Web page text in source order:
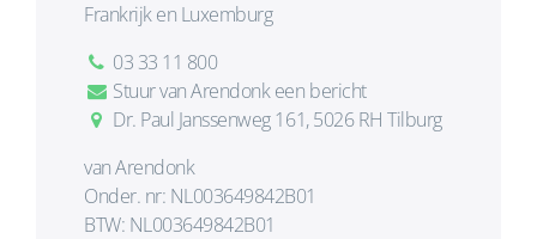
Frankrijk en Luxemburg
03 33 11 800
Stuur van Arendonk een bericht
Dr. Paul Janssenweg 161, 5026 RH Tilburg
van Arendonk
Onder. nr: NL003649842B01
BTW: NL003649842B01